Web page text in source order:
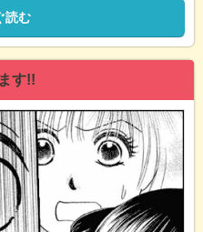
読む
す!!